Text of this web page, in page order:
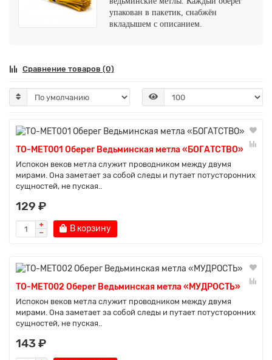
упакован в пакетик, снабжён
вкладышем с описанием.
Сравнение товаров (0)
TO-MET001 Оберег Ведьминская метла «БОГАТСТВО»
Испокон веков метла служит проводником между двумя
мирами. Она заметает за собой следы и путает потусторонних
сущностей, не пуская..
129 ₽
В корзину
TO-MET002 Оберег Ведьминская метла «МУДРОСТЬ»
Испокон веков метла служит проводником между двумя
мирами. Она заметает за собой следы и путает потусторонних
сущностей, не пуская..
143 ₽